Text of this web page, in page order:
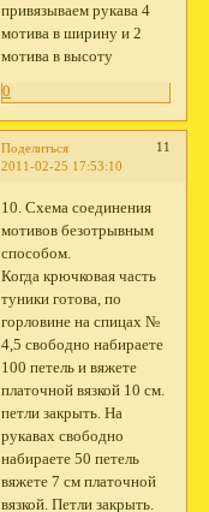
привязываем рукава 4
мотива в ширину и 2
мотива в высоту
0
Поделиться
11
2011-02-25 17:53:10
10. Схема соединения
мотивов безотрывным
способом.
Когда крючковая часть
туники готова, по
горловине на спицах №
4,5 свободно набираете
100 петель и вяжете
платочной вязкой 10 см.
петли закрыть. На
рукавах свободно
набираете 50 петель
вяжете 7 см платочной
вязкой. Петли закрыть.